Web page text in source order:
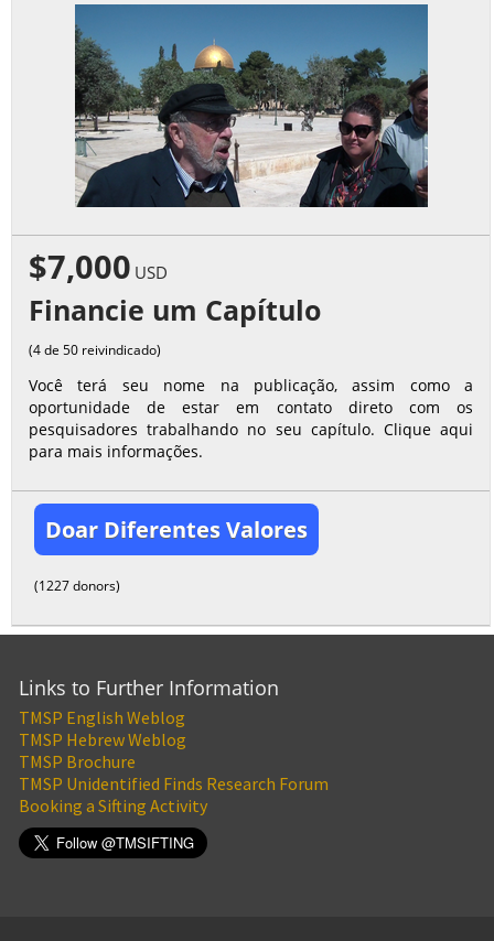
$7,000 USD
Financie um Capítulo
(4 de 50 reivindicado)
Você terá seu nome na publicação, assim como a
oportunidade de estar em contato direto com os
pesquisadores trabalhando no seu capítulo. Clique aqui
para mais informações.
Doar Diferentes Valores
(1227 donors)
Links to Further Information
TMSP English Weblog
TMSP Hebrew Weblog
TMSP Brochure
TMSP Unidentified Finds Research Forum
Booking a Sifting Activity